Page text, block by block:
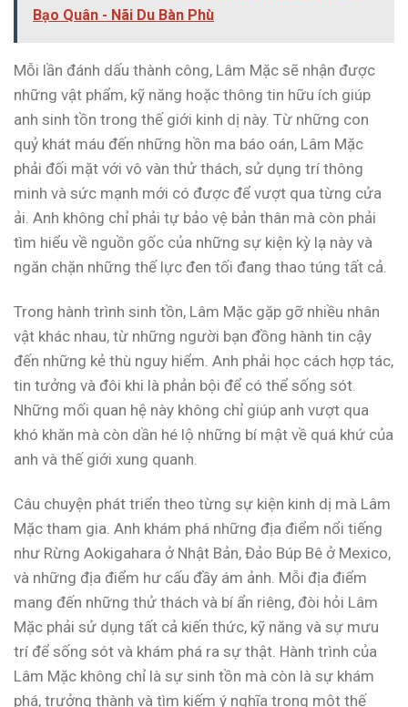
Bạo Quân - Nãi Du Bàn Phù
Mỗi lần đánh dấu thành công, Lâm Mặc sẽ nhận được
những vật phẩm, kỹ năng hoặc thông tin hữu ích giúp
anh sinh tồn trong thế giới kinh dị này. Từ những con
quỷ khát máu đến những hồn ma báo oán, Lâm Mặc
phải đối mặt với vô vàn thử thách, sử dụng trí thông
minh và sức mạnh mới có được để vượt qua từng cửa
ải. Anh không chỉ phải tự bảo vệ bản thân mà còn phải
tìm hiểu về nguồn gốc của những sự kiện kỳ lạ này và
ngăn chặn những thế lực đen tối đang thao túng tất cả.
Trong hành trình sinh tồn, Lâm Mặc gặp gỡ nhiều nhân
vật khác nhau, từ những người bạn đồng hành tin cậy
đến những kẻ thù nguy hiểm. Anh phải học cách hợp tác,
tin tưởng và đôi khi là phản bội để có thể sống sót.
Những mối quan hệ này không chỉ giúp anh vượt qua
khó khăn mà còn dần hé lộ những bí mật về quá khứ của
anh và thế giới xung quanh.
Câu chuyện phát triển theo từng sự kiện kinh dị mà Lâm
Mặc tham gia. Anh khám phá những địa điểm nổi tiếng
như Rừng Aokigahara ở Nhật Bản, Đảo Búp Bê ở Mexico,
và những địa điểm hư cấu đầy ám ảnh. Mỗi địa điểm
mang đến những thử thách và bí ẩn riêng, đòi hỏi Lâm
Mặc phải sử dụng tất cả kiến thức, kỹ năng và sự mưu
trí để sống sót và khám phá ra sự thật. Hành trình của
Lâm Mặc không chỉ là sự sinh tồn mà còn là sự khám
phá, trưởng thành và tìm kiếm ý nghĩa trong một thế